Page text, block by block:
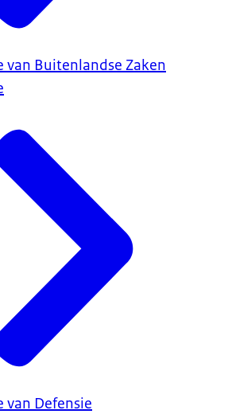
van Buitenlandse Zaken
van Defensie